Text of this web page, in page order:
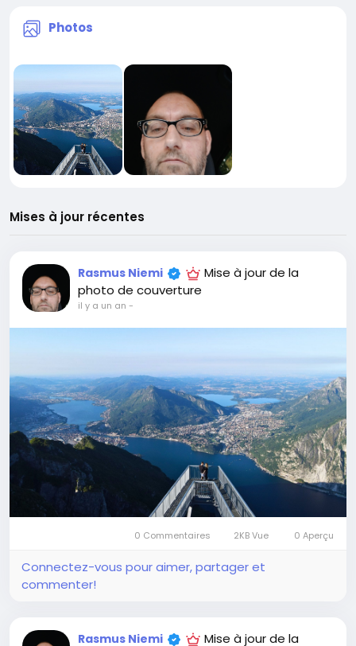
Photos
Mises à jour récentes
Rasmus Niemi
Mise à jour de la
photo de couverture
il y a un an -
0 Commentaires 2KB Vue 0 Aperçu
Connectez-vous pour aimer, partager et
commenter!
Rasmus Niemi
Mise à jour de la